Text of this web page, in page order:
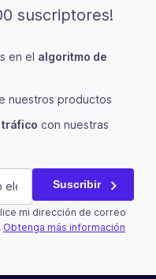
suscriptores!
en el algoritmo de
nuestros productos
tráfico con nuestras
y debe quedar
Suscribir
mi dirección de correo
Obtenga más información